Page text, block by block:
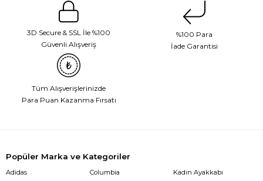
3D Secure & SSL İle %100
Güvenli Alışveriş
%100 Para
İade Garantisi
Tüm Alışverişlerinizde
Para Puan Kazanma Fırsatı
Popüler Marka ve Kategoriler
Adidas
Columbia
Kadın Ayakkabı